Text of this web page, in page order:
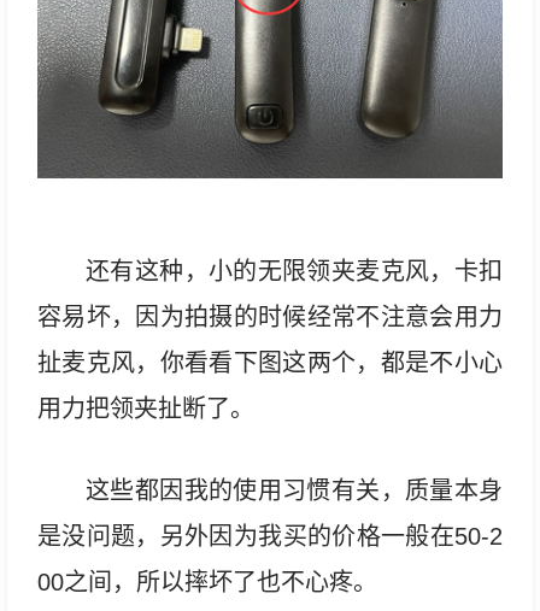
还有这种，小的无限领夹麦克风，卡扣
容易坏，因为拍摄的时候经常不注意会用力
扯麦克风，你看看下图这两个，都是不小心
用力把领夹扯断了。
这些都因我的使用习惯有关，质量本身
是没问题，另外因为我买的价格一般在50-2
00之间，所以摔坏了也不心疼。